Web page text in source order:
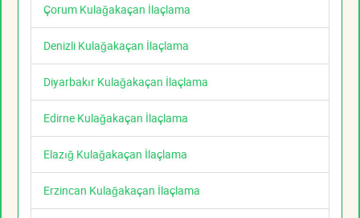
Çorum Kulağakaçan İlaçlama
Denizli Kulağakaçan İlaçlama
Diyarbakır Kulağakaçan İlaçlama
Edirne Kulağakaçan İlaçlama
Elazığ Kulağakaçan İlaçlama
Erzincan Kulağakaçan İlaçlama